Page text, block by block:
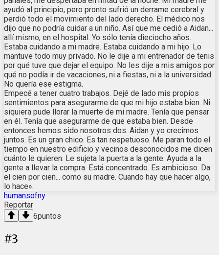
ayudó al principio, pero pronto sufrió un derrame cerebral y
perdió todo el movimiento del lado derecho. El médico nos
dijo que no podría cuidar a un niño. Así que me cedió a Aidan...
allí mismo, en el hospital. Yo sólo tenía dieciocho años.
Estaba cuidando a mi madre. Estaba cuidando a mi hijo. Lo
mantuve todo muy privado. No le dije a mi entrenador de tenis
por qué tuve que dejar el equipo. No les dije a mis amigos por
qué no podía ir de vacaciones, ni a fiestas, ni a la universidad.
No quería ese estigma.
Empecé a tener cuatro trabajos. Dejé de lado mis propios
sentimientos para asegurarme de que mi hijo estaba bien. Ni
siquiera pude llorar la muerte de mi madre. Tenía que pensar
en él. Tenía que asegurarme de que estaba bien. Desde
entonces hemos sido nosotros dos. Aidan y yo crecimos
juntos. Es un gran chico. Es tan respetuoso. Me paran todo el
tiempo en nuestro edificio y vecinos desconocidos me dicen
cuánto le quieren. Le sujeta la puerta a la gente. Ayuda a la
gente a llevar la compra. Está concentrado. Es ambicioso. Da
el cien por cien... como su madre. Cuando hay que hacer algo,
lo hace».
humansofny
Reportar
6puntos
#3